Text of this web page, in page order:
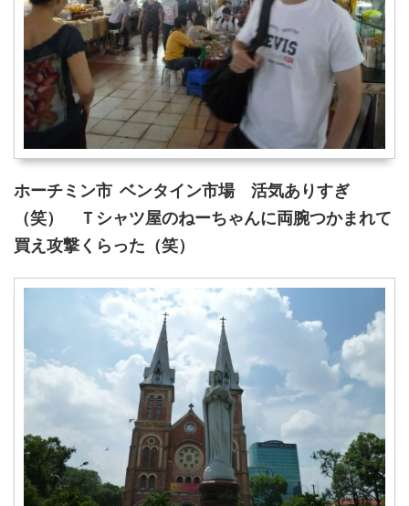
ホーチミン市 ベンタイン市場 活気ありすぎ
（笑） Ｔシャツ屋のねーちゃんに両腕つかまれて
買え攻撃くらった（笑）